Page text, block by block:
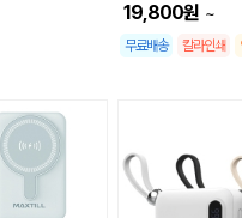
19,800원 ~
무료배송 칼라인쇄